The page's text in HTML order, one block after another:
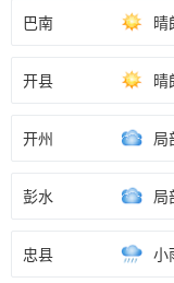
巴南 晴
开县 晴
开州 局
彭水 局
忠县 小